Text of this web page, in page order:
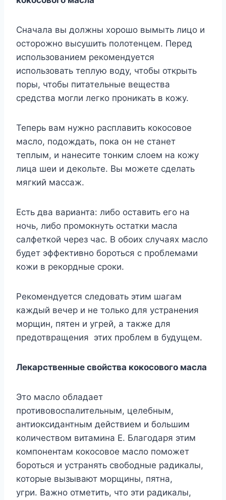
Сначала вы должны хорошо вымыть лицо и
осторожно высушить полотенцем. Перед
использованием рекомендуется
использовать теплую воду, чтобы открыть
поры, чтобы питательные вещества
средства могли легко проникать в кожу.
Теперь вам нужно расплавить кокосовое
масло, подождать, пока он не станет
теплым, и нанесите тонким слоем на кожу
лица шеи и декольте. Вы можете сделать
мягкий массаж.
Есть два варианта: либо оставить его на
ночь, либо промокнуть остатки масла
салфеткой через час. В обоих случаях масло
будет эффективно бороться с проблемами
кожи в рекордные сроки.
Рекомендуется следовать этим шагам
каждый вечер и не только для устранения
морщин, пятен и угрей, а также для
предотвращения этих проблем в будущем.
Лекарственные свойства кокосового масла
Это масло обладает
противовоспалительным, целебным,
антиоксидантным действием и большим
количеством витамина Е. Благодаря этим
компонентам кокосовое масло поможет
бороться и устранять свободные радикалы,
которые вызывают морщины, пятна,
угри. Важно отметить, что эти радикалы,